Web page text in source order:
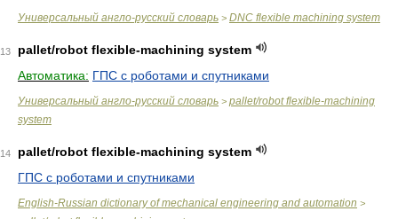
Универсальный англо-русский словарь > DNC flexible machining system
13
pallet/robot flexible-machining system
Автоматика: ГПС с роботами и спутниками
Универсальный англо-русский словарь > pallet/robot flexible-machining
system
14
pallet/robot flexible-machining system
ГПС с роботами и спутниками
English-Russian dictionary of mechanical engineering and automation >